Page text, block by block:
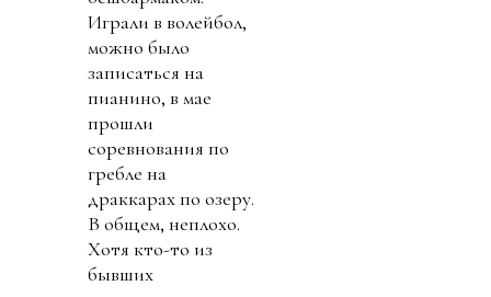
Играли в волейбол,
можно было
записаться на
пианино, в мае
прошли
соревнования по
гребле на
драккарах по озеру.
В общем, неплохо.
Хотя кто-то из
бывших